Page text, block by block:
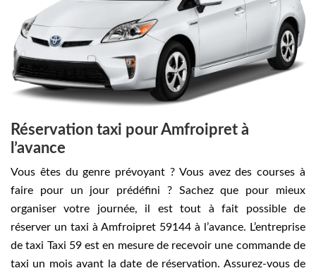
Réservation taxi pour Amfroipret à
l’avance
Vous êtes du genre prévoyant ? Vous avez des courses à
faire pour un jour prédéfini ? Sachez que pour mieux
organiser votre journée, il est tout à fait possible de
réserver un taxi à Amfroipret 59144 à l’avance. L’entreprise
de taxi Taxi 59 est en mesure de recevoir une commande de
taxi un mois avant la date de réservation. Assurez-vous de